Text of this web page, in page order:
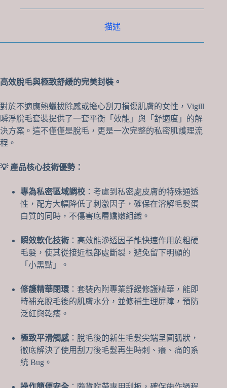
為
密
肌
設
計、
含
護
描述
高效脫毛與極致舒緩的完美封裝。
對於不適應熱蠟拔除感或擔心刮刀損傷肌膚的女性，Vigill
瞬淨脫毛套裝提供了一套平衡「效能」與「舒適度」的解
決方案。這不僅僅是脫毛，更是一次完整的私密肌護理流
程。
💡 產品核心技術優勢：
專為私密區域調校 ：考慮到私密處皮膚的特殊通透
性，配方大幅降低了刺激因子，確保在溶解毛髮蛋
白質的同時，不傷害底層嬌嫩組織。
瞬效軟化技術 ：高效能滲透因子能快速作用於粗硬
毛髮，使其從接近根部處斷裂，避免留下明顯的
「小黑點」。
修護精華閉環 ：套裝內附專業舒緩修護精華，能即
時補充脫毛後的肌膚水分，並修補生理屏障，預防
泛紅與乾癢。
極致平滑觸感：脫毛後的新生毛髮尖端呈圓弧狀，
徹底解決了使用刮刀後毛髮再生時刺、癢、痛的系
統 Bug。